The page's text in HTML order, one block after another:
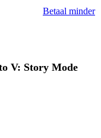
Betaal minder
V: Story Mode